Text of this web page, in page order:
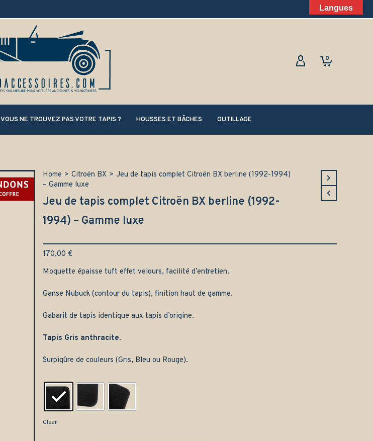
0
VOUS NE TROUVEZ PAS VOTRE TAPIS ? HOUSSES ET BÂCHES OUTILLAGE
Home > Citroën BX > Jeu de tapis complet Citroën BX berline (1992-1994)
– Gamme luxe
Jeu de tapis complet Citroën BX berline (1992-
1994) – Gamme luxe
170,00 €
Moquette épaisse tuft effet velours, facilité d’entretien.
Ganse Nubuck (contour du tapis), finition haut de gamme.
Gabarit de tapis identique aux tapis d’origine.
Tapis Gris anthracite.
Surpiqûre de couleurs (Gris, Bleu ou Rouge).
Clear
Langues